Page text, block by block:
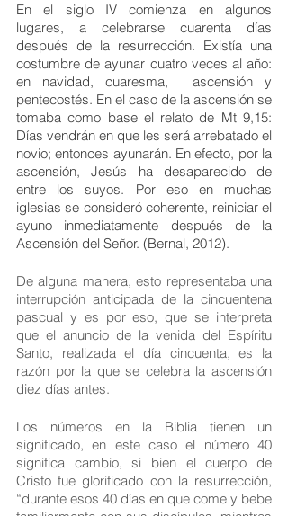
En el siglo IV comienza en algunos
lugares, a celebrarse cuarenta días
después de la resurrección. Existía una
costumbre de ayunar cuatro veces al año:
en navidad, cuaresma,  ascensión y
pentecostés. En el caso de la ascensión se
tomaba como base el relato de Mt 9,15:
Días vendrán en que les será arrebatado el
novio; entonces ayunarán. En efecto, por la
ascensión, Jesús ha desaparecido de
entre los suyos. Por eso en muchas
iglesias se consideró coherente, reiniciar el
ayuno inmediatamente después de la
Ascensión del Señor. (Bernal, 2012).
De alguna manera, esto representaba una
interrupción anticipada de la cincuentena
pascual y es por eso, que se interpreta
que el anuncio de la venida del Espíritu
Santo, realizada el día cincuenta, es la
razón por la que se celebra la ascensión
diez días antes.
Los números en la Biblia tienen un
significado, en este caso el número 40
significa cambio, si bien el cuerpo de
Cristo fue glorificado con la resurrección,
“durante esos 40 días en que come y bebe